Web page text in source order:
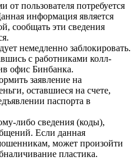
от пользователя потребуется
информация является
сообщать эти сведения
немедленно заблокировать.
с работниками колл-
офис Бинбанка.
заявление на
оставшиеся на счете,
паспорта в
либо сведения (коды),
Если данная
может произойти
пластика.